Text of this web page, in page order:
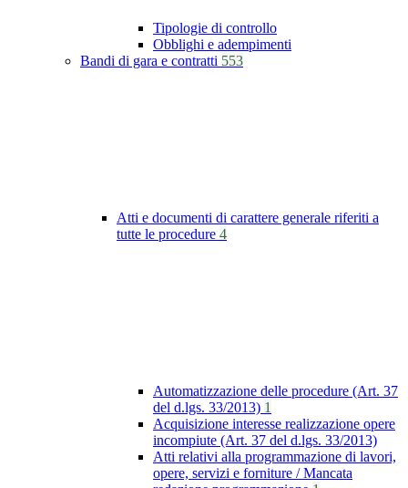
Tipologie di controllo
Obblighi e adempimenti
Bandi di gara e contratti 553
Atti e documenti di carattere generale riferiti a
tutte le procedure 4
Automatizzazione delle procedure (Art. 37
del d.lgs. 33/2013) 1
Acquisizione interesse realizzazione opere
incompiute (Art. 37 del d.lgs. 33/2013)
Atti relativi alla programmazione di lavori,
opere, servizi e forniture / Mancata